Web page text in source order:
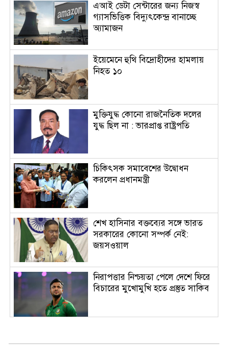
এআই ডেটা সেন্টারের জন্য নিজস্ব
গ্যাসভিত্তিক বিদ্যুৎকেন্দ্র বানাচ্ছে
অ্যামাজন
ইয়েমেনে হুথি বিদ্রোহীদের হামলায়
নিহত ১০
মুক্তিযুদ্ধ কোনো রাজনৈতিক দলের
যুদ্ধ ছিল না : ভারপ্রাপ্ত রাষ্ট্রপতি
চিকিৎসক সমাবেশের উদ্বোধন
করলেন প্রধানমন্ত্রী
শেখ হাসিনার বক্তব্যের সঙ্গে ভারত
সরকারের কোনো সম্পর্ক নেই:
জয়সওয়াল
নিরাপত্তার নিশ্চয়তা পেলে দেশে ফিরে
বিচারের মুখোমুখি হতে প্রস্তুত সাকিব